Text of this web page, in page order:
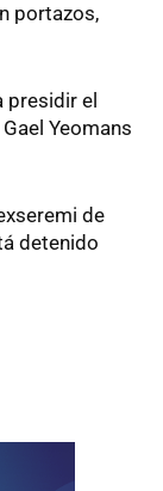
portazos,
presidir el
Yeomans
de
detenido